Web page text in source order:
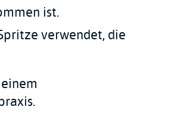
ist.
verwendet, die